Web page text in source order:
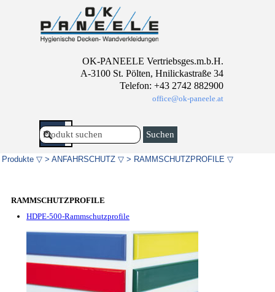
Direkt zum Seiteninhalt
OK-PANEELE Vertriebsges.m.b.H.
A-3100 St. Pölten, Hnilickastraße 34
Telefon: +43 2742 882900
office@ok-paneele.at
Suchen
Menü überspringen
Produkte ▽ > ANFAHRSCHUTZ ▽ > RAMMSCHUTZPROFILE ▽
RAMMSCHUTZPROFILE
HDPE-500-Rammschutzprofile